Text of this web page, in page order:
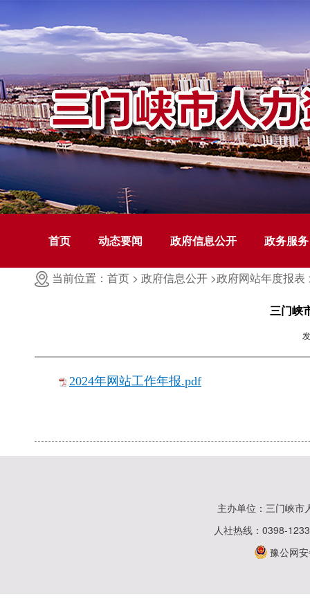
首页 动态要闻 政府信息公开 政务服务
当前位置：首页 > 政府信息公开 >政府网站年度报表
三门峡
2024年网站工作年报.pdf
主办单位：三门峡
人社热线：0398-
豫公网